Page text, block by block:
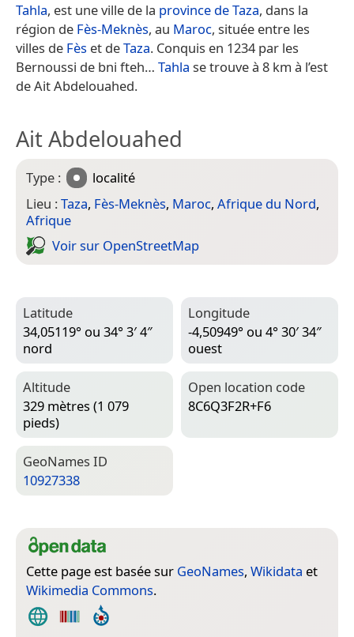
Tahla, est une ville de la province de Taza, dans la
région de Fès-Meknès, au Maroc, située entre les
villes de Fès et deTaza. Conquis en 1234 par les
Bernoussi de bni fteh… Tahla se trouve à 8 km à l’est
de Ait Abdelouahed.
Ait Abdelouahed
Type :
localité
Lieu :Taza, Fès-Meknès, Maroc, Afrique du Nord,
Afrique
Voir sur Open­Street­Map
Latitude
34,05119° ou 34° 3′ 4″
nord
Longitude
-4,50949° ou 4° 30′ 34″
ouest
Altitude
329 mètres (1 079
pieds)
Open location code
8C6Q3F2R+F6
Geo­Names ID
10927338
Cette page est basée sur GeoNames, Wikidata et
Wikimedia Commons.